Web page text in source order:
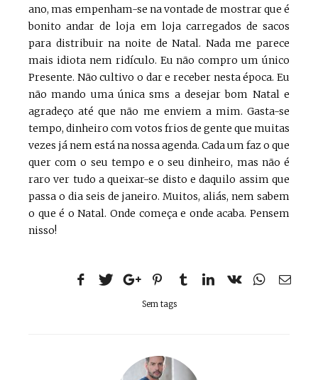
ano, mas empenham-se na vontade de mostrar que é
bonito andar de loja em loja carregados de sacos
para distribuir na noite de Natal. Nada me parece
mais idiota nem ridículo. Eu não compro um único
Presente. Não cultivo o dar e receber nesta época. Eu
não mando uma única sms a desejar bom Natal e
agradeço até que não me enviem a mim. Gasta-se
tempo, dinheiro com votos frios de gente que muitas
vezes já nem está na nossa agenda. Cada um faz o que
quer com o seu tempo e o seu dinheiro, mas não é
raro ver tudo a queixar-se disto e daquilo assim que
passa o dia seis de janeiro. Muitos, aliás, nem sabem
o que é o Natal. Onde começa e onde acaba. Pensem
nisso!
Sem tags